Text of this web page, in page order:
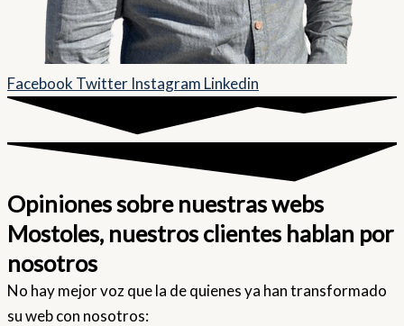
Facebook Twitter Instagram Linkedin
Opiniones sobre nuestras webs
Mostoles, nuestros clientes hablan por
nosotros
No hay mejor voz que la de quienes ya han transformado
su web con nosotros: